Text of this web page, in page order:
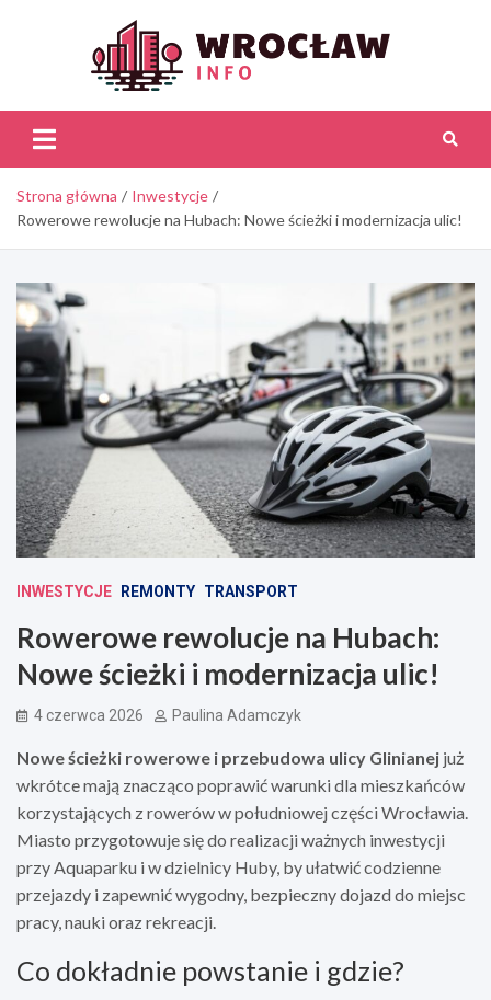
Strona główna
Inwestycje
Rowerowe rewolucje na Hubach: Nowe ścieżki i modernizacja ulic!
INWESTYCJE REMONTY TRANSPORT
Rowerowe rewolucje na Hubach:
Nowe ścieżki i modernizacja ulic!
4 czerwca 2026 Paulina Adamczyk
Nowe ścieżki rowerowe i przebudowa ulicy Glinianej już
wkrótce mają znacząco poprawić warunki dla mieszkańców
korzystających z rowerów w południowej części Wrocławia.
Miasto przygotowuje się do realizacji ważnych inwestycji
przy Aquaparku i w dzielnicy Huby, by ułatwić codzienne
przejazdy i zapewnić wygodny, bezpieczny dojazd do miejsc
pracy, nauki oraz rekreacji.
Co dokładnie powstanie i gdzie?